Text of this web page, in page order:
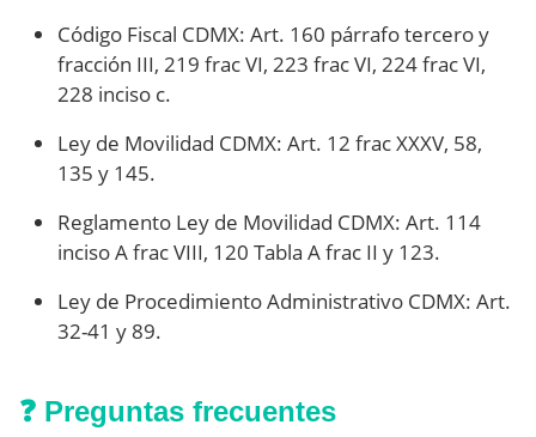
Código Fiscal CDMX: Art. 160 párrafo tercero y
fracción III, 219 frac VI, 223 frac VI, 224 frac VI,
228 inciso c.
Ley de Movilidad CDMX: Art. 12 frac XXXV, 58,
135 y 145.
Reglamento Ley de Movilidad CDMX: Art. 114
inciso A frac VIII, 120 Tabla A frac II y 123.
Ley de Procedimiento Administrativo CDMX: Art.
32-41 y 89.
❓ Preguntas frecuentes